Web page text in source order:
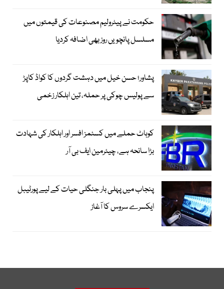
حکومت نے پیٹرولیم مصنوعات کی قیمتوں میں
مسلسل پانچویں روز بھی اضافہ کردیا
پشاور؛ حسن خیل میں دہشت گردوں کا کواڈ کاپڑ
سے پولیس چوکی پر حملہ، تین اہلکار زخمی
کوہاٹ حملے میں کسٹمز افسر اور اہلکار کی شہادت
بڑا سانحہ ہے، چیئرمین ایف بی آر
پنجاب میں پہلی بار جنگلی حیات کے لیے پورٹیبل
ایکسرے سروس کا آغاز